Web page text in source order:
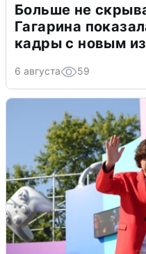
Больше не
Гагарина
кадры с новым
6 августа 59